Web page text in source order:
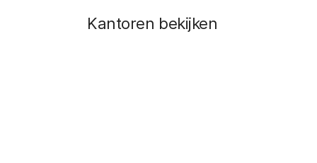
Kantoren bekijken